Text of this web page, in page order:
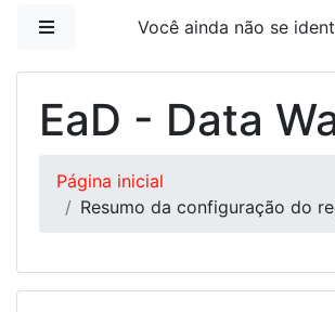
Painel lateralVocê ainda não se
EaD - Data
Página inicial
Resumo da configuração do